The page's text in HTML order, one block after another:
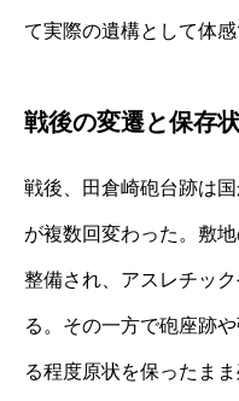
て実際の遺構として体
戦後の変遷と保存
戦後、田倉崎砲台跡は
が複数回変わった。敷
整備され、アスレチッ
る。その一方で砲座跡
る程度原状を保ったま